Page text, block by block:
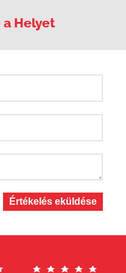
Helyet
Értékelés eküldése